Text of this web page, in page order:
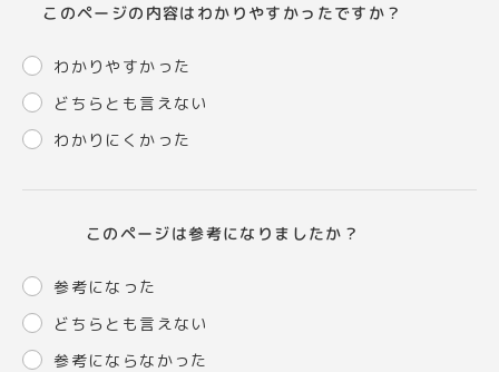
このページの内容はわかりやすかったですか？
わかりやすかった
どちらとも言えない
わかりにくかった
このページは参考になりましたか？
参考になった
どちらとも言えない
参考にならなかった